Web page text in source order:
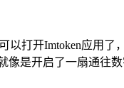
以打开Imtoken应用
像是开启了一扇通往